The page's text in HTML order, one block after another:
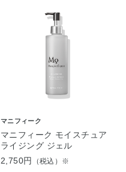
マニフィーク
マニフィーク モイスチュア
ライジング ジェル
2,750円
（税込）※